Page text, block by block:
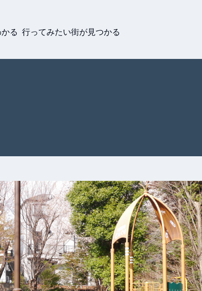
る 行ってみたい街が見つかる